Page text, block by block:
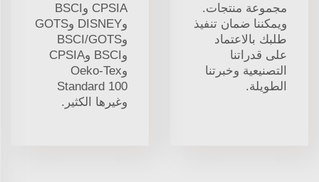
مجموعة منتجات.
ويمكننا ضمان تنفيذ
طلبك بالاعتماد
على قدراتنا
التصنيعية وخبرتنا
الطويلة.
CPSIA وBSCI
وDISNEY وGOTS
وBSCI/GOTS
وBSCI وCPSIA
وOeko-Tex
Standard 100
وغيرها الكثير.